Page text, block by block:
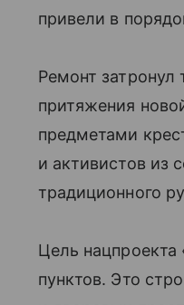
привели в
Ремонт затронул
притяжения
предметами
и активистов из
традиционного
Цель
пунктов. Это